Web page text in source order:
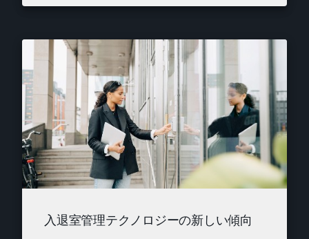
入退室管理テクノロジーの新しい傾向